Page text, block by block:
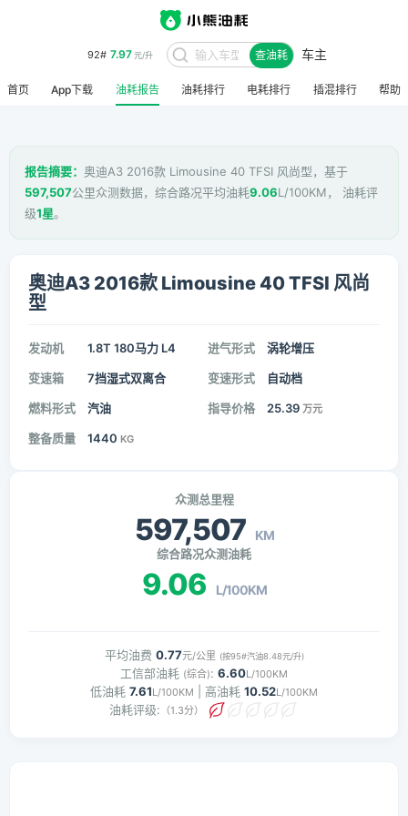
92# 7.97元/升 查油耗 车主
首页 App下载 油耗报告 油耗排行 电耗排行 插混排行 帮助
报告摘要： 奥迪A3 2016款 Limousine 40 TFSI 风尚型，基于
597,507公里众测数据，综合路况平均油耗9.06L/100KM， 油耗评
级1星。
奥迪A3 2016款 Limousine 40 TFSI 风尚
型
发动机 1.8T 180马力 L4 进气形式 涡轮增压
变速箱 7挡湿式双离合 变速形式 自动档
燃料形式 汽油 指导价格 25.39 万元
整备质量 1440 KG
众测总里程
597,507 KM
综合路况众测油耗
9.06 L/100KM
平均油费 0.77元/公里 (按95#汽油8.48元/升)
工信部油耗 (综合): 6.60L/100KM
低油耗 7.61L/100KM | 高油耗 10.52L/100KM
油耗评级: （1.3分）